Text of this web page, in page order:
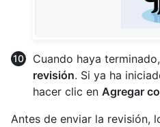
Cuando haya
revisión. Si ya ha
hacer clic en Agregar
Antes de enviar la revisión,